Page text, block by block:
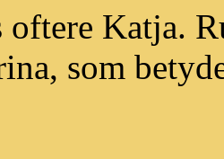
oftere Katja.
som